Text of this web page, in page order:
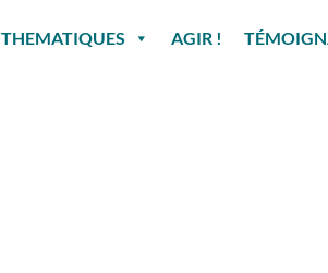
THEMATIQUES AGIR !